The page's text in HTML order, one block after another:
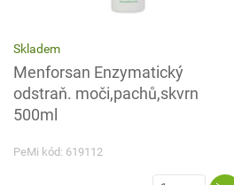
Skladem
Menforsan Enzymatický
odstraň. moči,pachů,skvrn
500ml
PeMi kód: 619112